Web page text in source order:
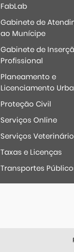
FabLab
Gabinete de
ao Munícipe
Gabinete de
Profissional
Planeamento e
Licenciamento
Proteção Civil
Serviços Online
Serviços
Taxas e Licenças
Transportes